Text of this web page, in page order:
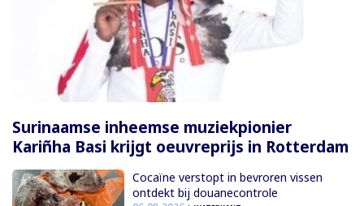
Surinaamse inheemse muziekpionier
Kariñha Basi krijgt oeuvreprijs in Rotterdam
Cocaïne verstopt in bevroren vissen
ontdekt bij douanecontrole